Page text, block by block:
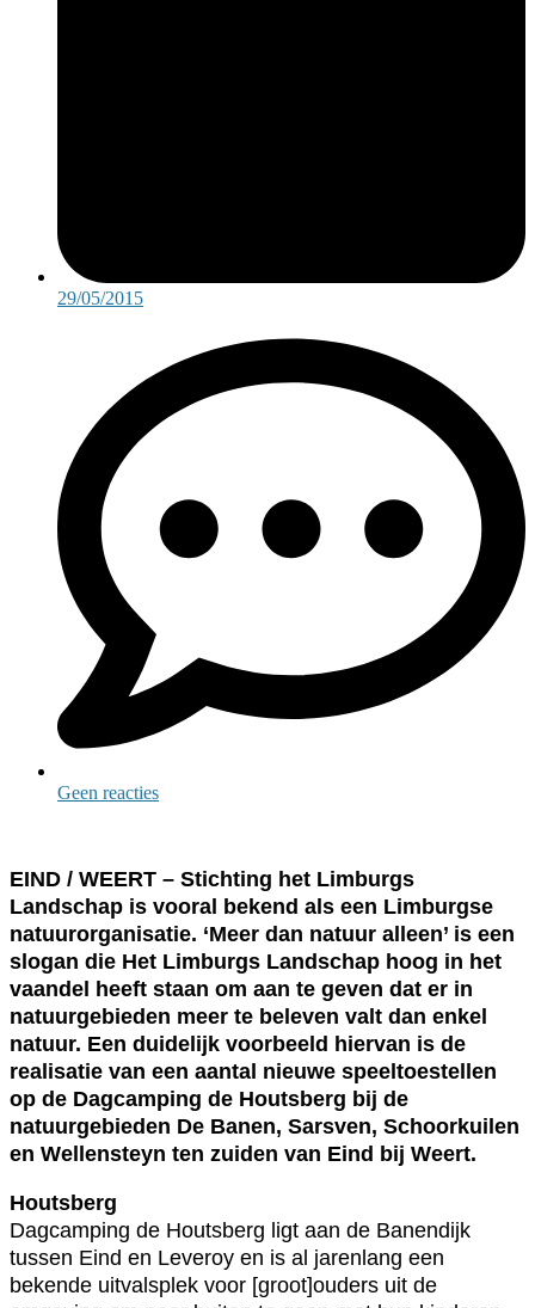
29/05/2015
Geen reacties
EIND / WEERT – Stichting het Limburgs
Landschap is vooral bekend als een Limburgse
natuurorganisatie. ‘Meer dan natuur alleen’ is een
slogan die Het Limburgs Landschap hoog in het
vaandel heeft staan om aan te geven dat er in
natuurgebieden meer te beleven valt dan enkel
natuur. Een duidelijk voorbeeld hiervan is de
realisatie van een aantal nieuwe speeltoestellen
op de Dagcamping de Houtsberg bij de
natuurgebieden De Banen, Sarsven, Schoorkuilen
en Wellensteyn ten zuiden van Eind bij Weert.
Houtsberg
Dagcamping de Houtsberg ligt aan de Banendijk
tussen Eind en Leveroy en is al jarenlang een
bekende uitvalsplek voor [groot]ouders uit de